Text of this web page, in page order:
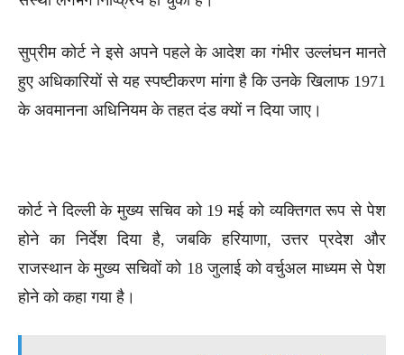
सुप्रीम कोर्ट ने इसे अपने पहले के आदेश का गंभीर उल्लंघन मानते
हुए अधिकारियों से यह स्पष्टीकरण मांगा है कि उनके खिलाफ 1971
के अवमानना अधिनियम के तहत दंड क्यों न दिया जाए।
कोर्ट ने दिल्ली के मुख्य सचिव को 19 मई को व्यक्तिगत रूप से पेश
होने का निर्देश दिया है, जबकि हरियाणा, उत्तर प्रदेश और
राजस्थान के मुख्य सचिवों को 18 जुलाई को वर्चुअल माध्यम से पेश
होने को कहा गया है।